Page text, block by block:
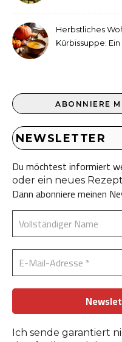
Herbstliches
Kürbissuppe:
ABONNIERE
NEWSLETTER
Du möchtest informiert
oder ein neues
Dann abonniere meinen
Ich sende garantiert